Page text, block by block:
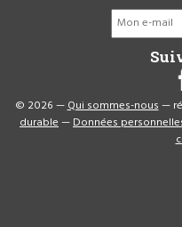
© 2026 —Qui sommes-nous—
durable—Données